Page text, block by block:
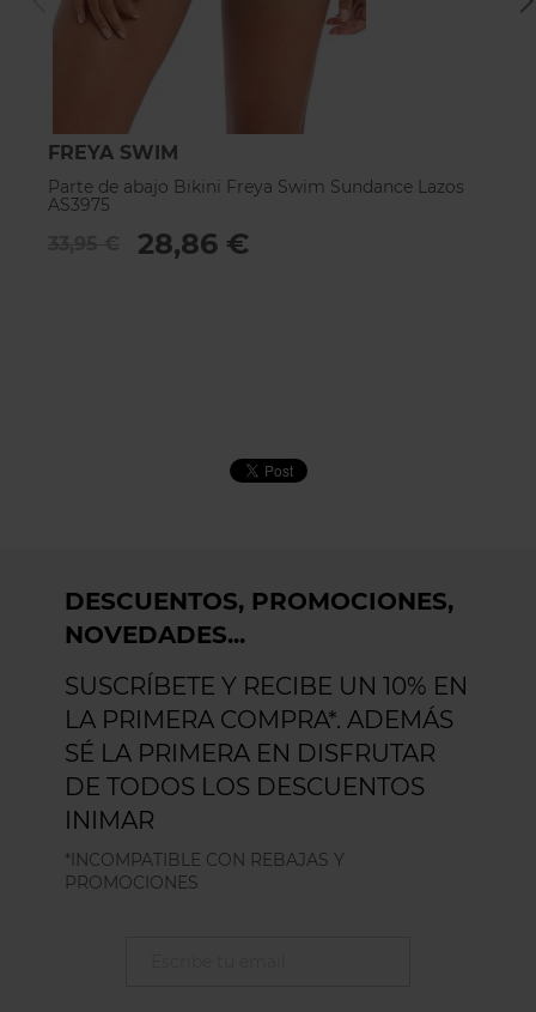
FREYA SWIM
Parte de abajo Bikini Freya Swim Sundance Lazos
AS3975
28,86 €
DESCUENTOS, PROMOCIONES,
NOVEDADES...
SUSCRÍBETE Y RECIBE UN 10% EN
LA PRIMERA COMPRA*. ADEMÁS
SÉ LA PRIMERA EN DISFRUTAR
DE TODOS LOS DESCUENTOS
INIMAR
*INCOMPATIBLE CON REBAJAS Y
PROMOCIONES